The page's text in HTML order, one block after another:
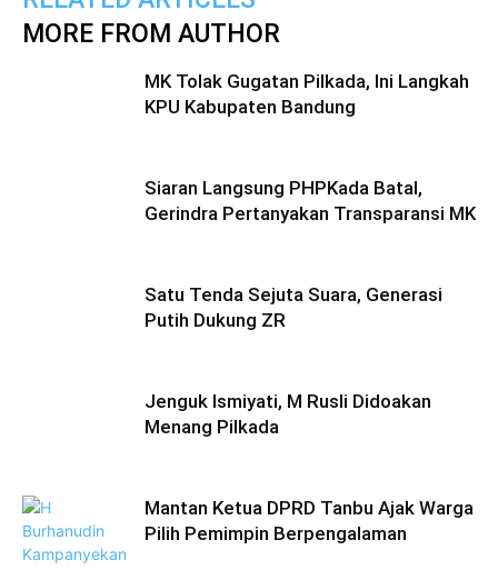
MORE FROM AUTHOR
MK Tolak Gugatan Pilkada, Ini Langkah
KPU Kabupaten Bandung
Siaran Langsung PHPKada Batal,
Gerindra Pertanyakan Transparansi MK
Satu Tenda Sejuta Suara, Generasi
Putih Dukung ZR
Jenguk Ismiyati, M Rusli Didoakan
Menang Pilkada
Mantan Ketua DPRD Tanbu Ajak Warga
Pilih Pemimpin Berpengalaman